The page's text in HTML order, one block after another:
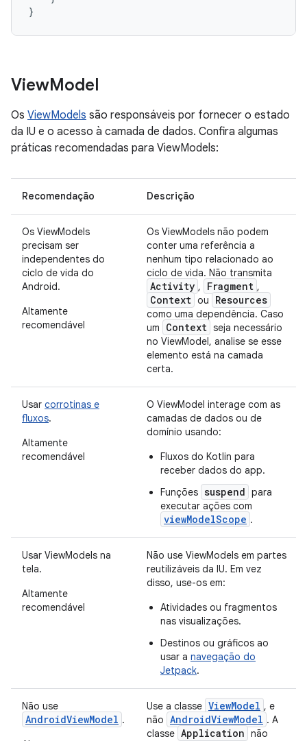
}
ViewModel
Os ViewModels são responsáveis por fornecer o estado
da IU e o acesso à camada de dados. Confira algumas
práticas recomendadas para ViewModels:
Recomendação Descrição
Os ViewModels
precisam ser
independentes do
ciclo de vida do
Android.
Altamente
recomendável
Os ViewModels não podem
conter uma referência a
nenhum tipo relacionado ao
ciclo de vida. Não transmita
Activity , Fragment ,
Context ou Resources
como uma dependência. Caso
um
Context seja necessário
no ViewModel, analise se esse
elemento está na camada
certa.
Usar corrotinas e
fluxos.
Altamente
recomendável
O ViewModel interage com as
camadas de dados ou de
domínio usando:
Fluxos do Kotlin para
receber dados do app.
Funções suspend para
executar ações com
viewModelScope .
Usar ViewModels na
tela.
Altamente
recomendável
Não use ViewModels em partes
reutilizáveis da IU. Em vez
disso, use-os em:
Atividades ou fragmentos
nas visualizações.
Destinos ou gráficos ao
usar a navegação do
Jetpack.
Não use
AndroidViewModel .
Use a classe ViewModel , e
não AndroidViewModel . A
classe Application não